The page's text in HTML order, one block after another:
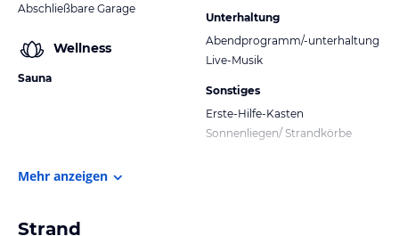
Abschließbare Garage
Wellness
Sauna
Unterhaltung
Abendprogramm/-unterhaltung
Live-Musik
Sonstiges
Erste-Hilfe-Kasten
Sonnenliegen/ Strandkörbe
Mehr anzeigen
Strand